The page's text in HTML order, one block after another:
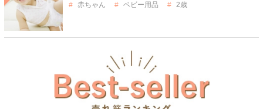
赤ちゃん
ベビー用品 2歳